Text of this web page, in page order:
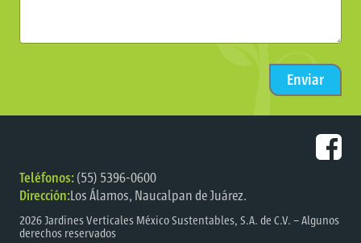
Teléfonos:(55) 5396-0600
Dirección:Los Álamos, Naucalpan de Juárez.
2026Jardines Verticales México Sustentables, S.A. de C.V. – Algunos
derechos reservados